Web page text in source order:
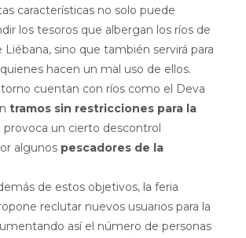
características no solo puede
los tesoros que albergan los ríos de
Liébana, sino que también servirá para
hacen un mal uso de ellos.
cuentan con ríos como el Deva
tramos sin restricciones para la
provoca un cierto descontrol
algunos pescadores de la
de estos objetivos, la feria
reclutar nuevos usuarios para la
así el número de personas